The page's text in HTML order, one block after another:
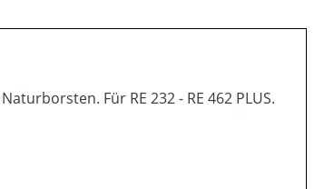
Für RE 232 - RE 462 PLUS.